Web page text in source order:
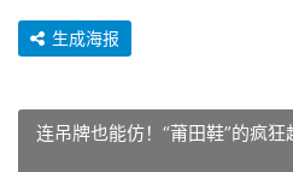
生成海报
连吊牌也能仿！“莆田鞋”的疯狂